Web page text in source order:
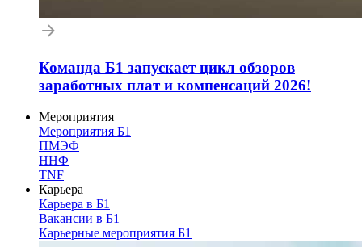
Команда Б1 запускает цикл обзоров
заработных плат и компенсаций 2026!
Мероприятия
Мероприятия Б1
ПМЭФ
ННФ
TNF
Карьера
Карьера в Б1
Вакансии в Б1
Карьерные мероприятия Б1